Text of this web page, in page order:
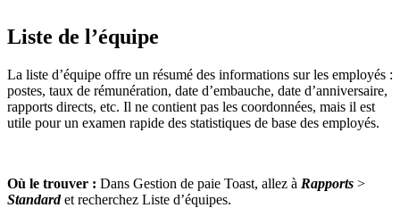
Liste de l’équipe
La liste d’équipe offre un résumé des informations sur les employés :
postes, taux de rémunération, date d’embauche, date d’anniversaire,
rapports directs, etc. Il ne contient pas les coordonnées, mais il est
utile pour un examen rapide des statistiques de base des employés.
Où le trouver : Dans Gestion de paie Toast, allez à Rapports >
Standardet recherchez Liste d’équipes.